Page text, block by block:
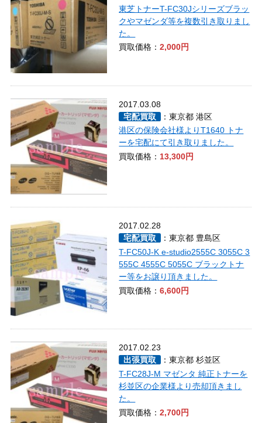
東芝トナーT-FC30Jシリーズブラッ
クやマゼンダ等を複数引き取りまし
た。
買取価格：2,000円
2017.03.08
宅配買取
：東京都 港区
港区の保険会社様よりT1640 トナ
ーを宅配にて引き取りました。
買取価格： 13,300円
2017.02.28
宅配買取
：東京都 豊島区
T-FC50J-K e-studio2555C 3055C 3
555C 4555C 5055C ブラックトナ
ー等をお譲り頂きました。
買取価格：6,600円
2017.02.23
出張買取
：東京都 杉並区
T-FC28J-M マゼンタ 純正トナーを
杉並区の企業様より売却頂きまし
た。
買取価格：2,700円